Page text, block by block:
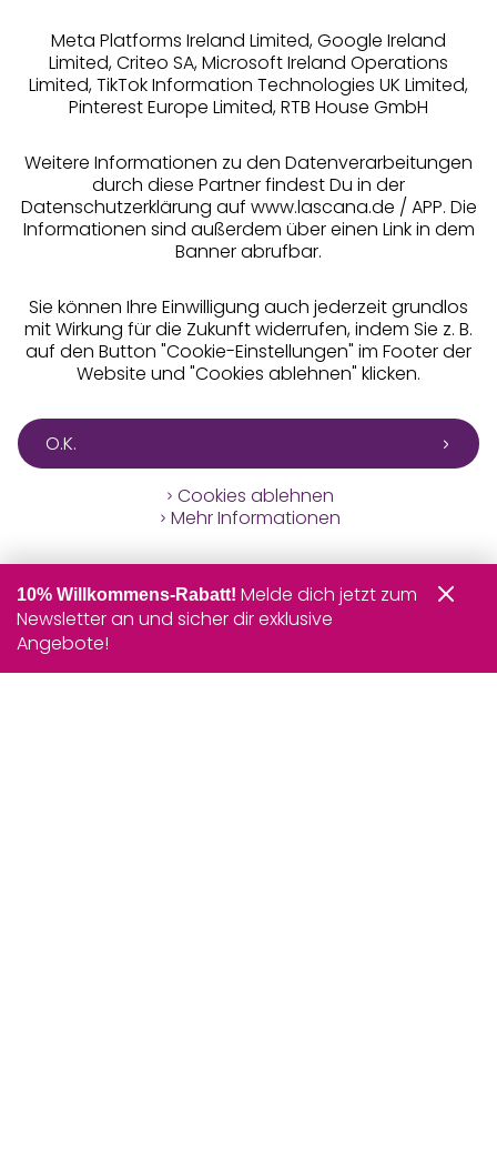
Alle Preise inkl. MwSt., zzgl.
Versandkosten
Meta Platforms Ireland Limited, Google Ireland
Limited, Criteo SA, Microsoft Ireland Operations
Limited, TikTok Information Technologies UK Limited,
Pinterest Europe Limited, RTB House GmbH
Weitere Informationen zu den Datenverarbeitungen
durch diese Partner findest Du in der
Datenschutzerklärung auf www.lascana.de / APP. Die
Informationen sind außerdem über einen Link in dem
Banner abrufbar.
Sie können Ihre Einwilligung auch jederzeit grundlos
mit Wirkung für die Zukunft widerrufen, indem Sie z. B.
auf den Button "Cookie-Einstellungen" im Footer der
Website und "Cookies ablehnen" klicken.
O.K.
Cookies ablehnen
Mehr Informationen
10% Willkommens-Rabatt! Melde dich jetzt zum
Newsletter an und sicher dir exklusive
Angebote!